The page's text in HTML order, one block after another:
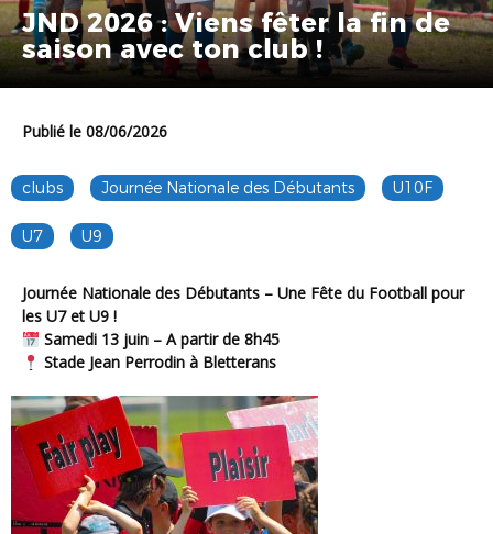
JND 2026 : Viens fêter la fin de
saison avec ton club !
Publié le 08/06/2026
clubs Journée Nationale des Débutants U10F
U7 U9
Journée Nationale des Débutants – Une Fête du Football pour
les U7 et U9 !
Samedi 13 juin – A partir de 8h45
Stade Jean Perrodin à Bletterans